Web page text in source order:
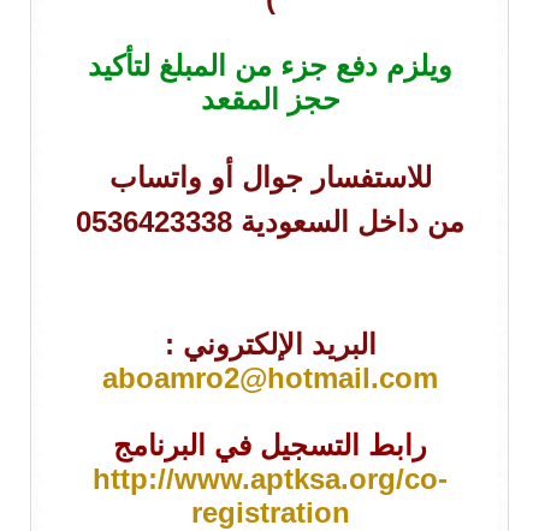
ويلزم دفع جزء من المبلغ لتأكيد
حجز المقعد
للاستفسار جوال أو واتساب
من داخل السعودية 0536423338
البريد الإلكتروني :
aboamro2@hotmail.com
رابط التسجيل في البرنامج
http://www.aptksa.org/co-
registration